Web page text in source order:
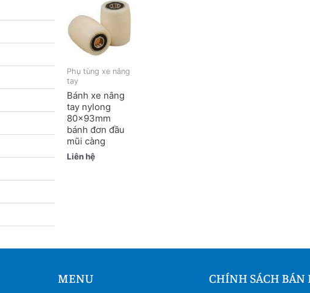
Phụ tùng xe nâng
tay
Bánh xe nâng
tay nylong
80x93mm
bánh đơn đầu
mũi càng
Liên hệ
MENU CHÍNH SÁCH BÁN